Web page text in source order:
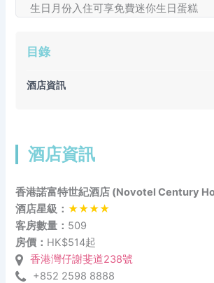
生日月份入住可享免費迷你生日蛋糕
目錄
酒店資訊
酒店資訊
香港諾富特世紀酒店 (Novotel Century
酒店星級： ★★★★
客房數量： 509
房價： HK$514起
香港灣仔謝斐道238號
+852 2598 8888